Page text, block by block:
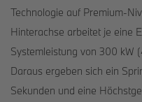
Technologie auf Premium-
Hinterachse arbeitet je eine
Systemleistung von 300 kW
Daraus ergeben sich ein
Sekunden und eine